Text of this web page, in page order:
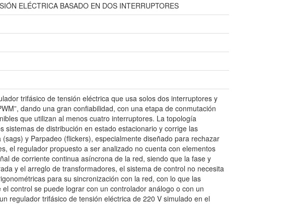
ELÉCTRICA BASADO EN DOS INTERRUPTORES
trifásico de tensión eléctrica que usa solos dos interruptores y
dando una gran confiabilidad, con una etapa de conmutación
que utilizan al menos cuatro interruptores. La topología
de distribución en estado estacionario y corrige las
y Parpadeo (flickers), especialmente diseñado para rechazar
el regulador propuesto a ser analizado no cuenta con elementos
de corriente continua asíncrona de la red, siendo que la fase y
y el arreglo de transformadores, el sistema de control no necesita
para su sincronización con la red, con lo que las
control se puede lograr con un controlador análogo o con un
regulador trifásico de tensión eléctrica de 220 V simulado en el